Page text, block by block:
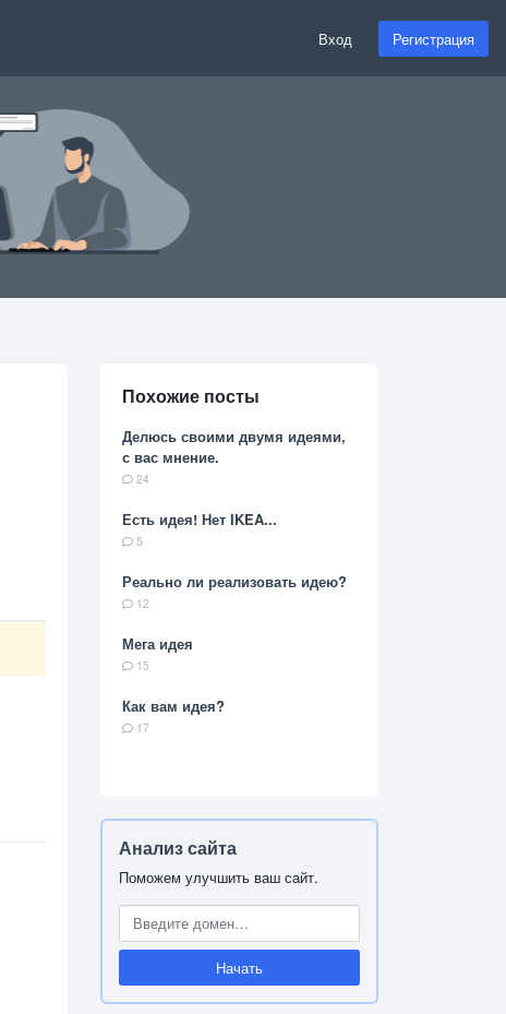
Вход Регистрация
Похожие посты
Делюсь своими двумя идеями,
с вас мнение.
24
Есть идея! Нет IKEA...
5
Реально ли реализовать идею?
12
Мега идея
15
Как вам идея?
17
Анализ сайта
Поможем улучшить ваш сайт.
Начать